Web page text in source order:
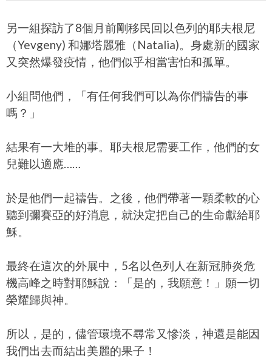
另一組探訪了8個月前剛移民回以色列的耶夫根尼
（Yevgeny) 和娜塔麗雅（Natalia)。身處新的國家
又突然爆發疫情，他們似乎相當害怕和孤單。
小組問他們，「有任何我們可以為你們禱告的事
嗎？」
結果有一大堆的事。耶夫根尼需要工作，他們的女
兒難以適應……
於是他們一起禱告。之後，他們帶著一顆柔軟的心
聽到彌賽亞的好消息，就決定把自己的生命獻給耶
穌。
最終在這次的外展中，5名以色列人在新冠肺炎危
機高峰之時對耶穌說：「是的，我願意！」願一切
榮耀歸與神。
所以，是的，儘管環境不尋常又慘淡，神還是能因
我們出去而結出美麗的果子！